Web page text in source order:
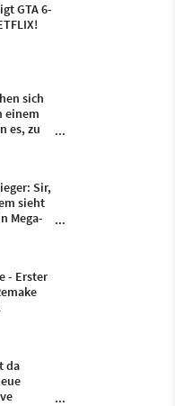
GTA 6-
sich
einem
es, zu
Sir,
sieht
Mega-
- Erster
da